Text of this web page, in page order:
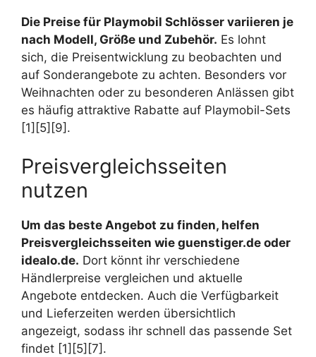
Die Preise für Playmobil Schlösser variieren je
nach Modell, Größe und Zubehör. Es lohnt
sich, die Preisentwicklung zu beobachten und
auf Sonderangebote zu achten. Besonders vor
Weihnachten oder zu besonderen Anlässen gibt
es häufig attraktive Rabatte auf Playmobil-Sets
[1][5][9].
Preisvergleichsseiten
nutzen
Um das beste Angebot zu finden, helfen
Preisvergleichsseiten wie guenstiger.de oder
idealo.de. Dort könnt ihr verschiedene
Händlerpreise vergleichen und aktuelle
Angebote entdecken. Auch die Verfügbarkeit
und Lieferzeiten werden übersichtlich
angezeigt, sodass ihr schnell das passende Set
findet [1][5][7].